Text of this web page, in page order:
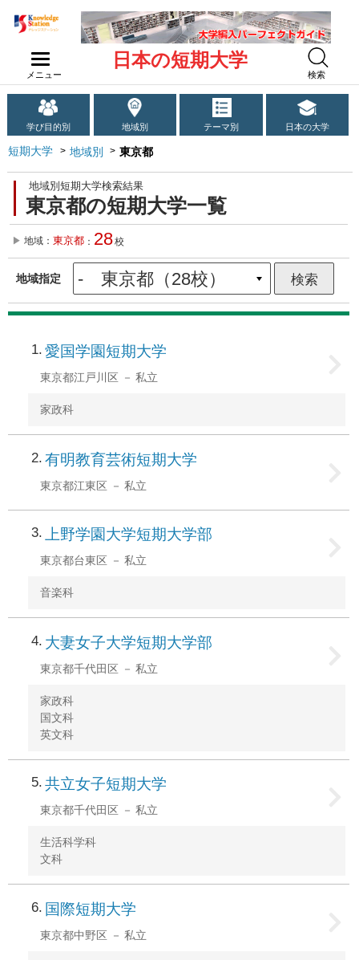
メニュー
日本の短期大学
検索
学び目的別 地域別 テーマ別 日本の大学
短期大学 地域別 東京都
地域別短期大学検索結果
東京都の短期大学一覧
地域： 東京都 ： 28校
地域指定
1 愛国学園短期大学
東京都江戸川区 私立
家政科
2 有明教育芸術短期大学
東京都江東区 私立
3 上野学園大学短期大学部
東京都台東区 私立
音楽科
4 大妻女子大学短期大学部
東京都千代田区 私立
家政科
国文科
英文科
5 共立女子短期大学
東京都千代田区 私立
生活科学科
文科
6 国際短期大学
東京都中野区 私立